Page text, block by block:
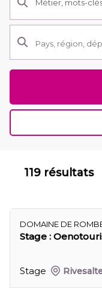
119 résultats
DOMAINE DE
Stage :
Stage